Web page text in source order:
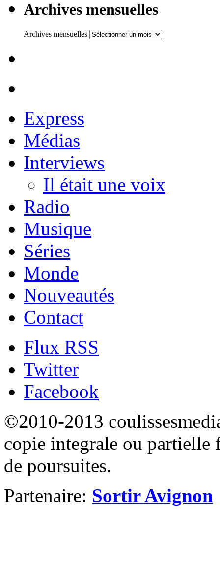
Archives mensuelles
Archives mensuelles
Express
Médias
Interviews
Il était une voix
Radio
Musique
Séries
Monde
Nouveautés
Contact
Flux RSS
Twitter
Facebook
©2010-2013
copie integrale ou partielle
de poursuites.
Partenaire: Sortir Avignon